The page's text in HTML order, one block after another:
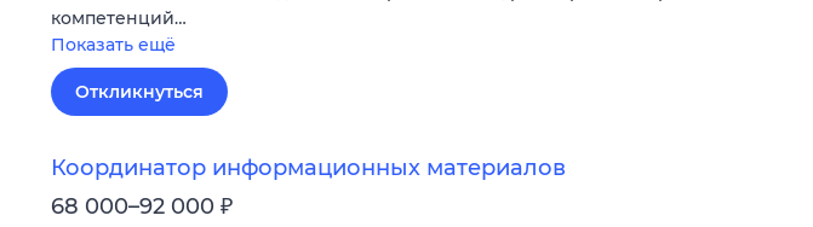
компетенций…
Показать ещё
Откликнуться
Координатор информационных материалов
68 000–92 000 ₽